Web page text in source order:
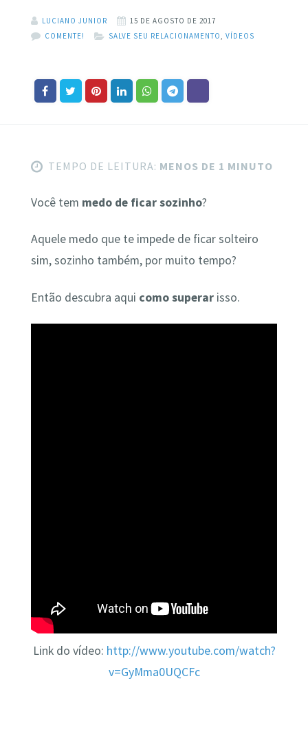
LUCIANO JUNIOR
15 DE AGOSTO DE 2017
COMENTE!
SALVE SEU RELACIONAMENTO VÍDEOS
TEMPO DE LEITURA: MENOS DE 1 MINUTO
Você tem medo de ficar sozinho?
Aquele medo que te impede de ficar solteiro
sim, sozinho também, por muito tempo?
Então descubra aqui como superarisso.
Link do vídeo: http://www.youtube.com/watch?
v=GyMma0UQCFc